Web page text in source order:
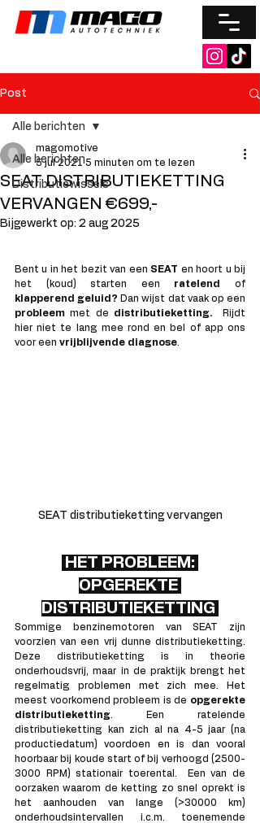
Post
Alle berichten
Distributiewissels
Alle berichten
SEAT DISTRIBUTIEKETTING
VERVANGEN €699,-
magomotive
5 jul 2021 5 minuten om te lezen
Bijgewerkt op: 2 aug 2025
Bent u in het bezit van een SEAT en hoort u bij
het (koud) starten een ratelend
klapperend geluid?
probleem met de distributieketting.
Rijdt
hier niet te lang mee rond en bel of app ons
voor een vrijblijvende diagnose.
SEAT distributieketting vervangen
OPGEREKTE
DISTRIBUTIEKETTING
Sommige benzinemotoren van SEAT zijn
voorzien van een vrij dunne distributieketting.
Deze distributieketting is in theorie
onderhoudsvrij, maar in de praktijk brengt het
regelmatig problemen met zich mee. Het
meest voorkomend probleem is de opgerekte
distributieketting. Een ratelende
distributieketting kan zich al na 4-5 jaar (na
productiedatum) voordoen en is dan vooral
hoorbaar bij koude start of bij verhoogd (2500-
3000 RPM) stationair toerental.  Een van de
oorzaken waarom de ketting zo snel oprekt is
het aanhouden van lange (>30000 km)
onderhoudsintervallen i.c.m. toenemende